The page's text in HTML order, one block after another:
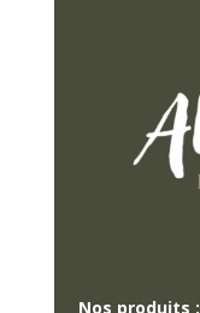
Nos produits :